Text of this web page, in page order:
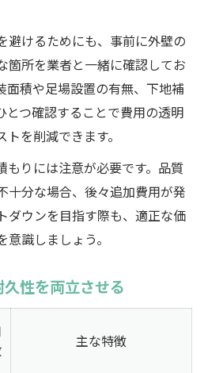
避けるためにも、事前に外壁の
箇所を業者と一緒に確認してお
面積や足場設置の有無、下地補
とつ確認することで費用の透明
を削減できます。
もりには注意が必要です。品質
十分な場合、後々追加費用が発
ダウンを目指す際も、適正な価
識しましょう。
性を両立させる
主な特徴